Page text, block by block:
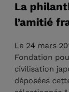
La
l’amitié
Le 24 mars
Fondation
civilisation
déposées